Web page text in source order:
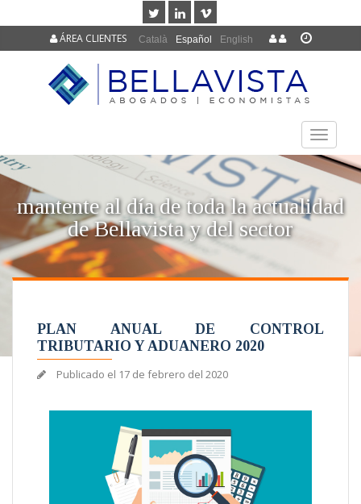
Català Español English
ÁREA CLIENTES
TOGGLE
mantente al día de toda la actualidad
de Bellavista y del sector
PLAN ANUAL DE CONTROL
TRIBUTARIO Y ADUANERO 2020
Publicado el 17 de febrero del 2020